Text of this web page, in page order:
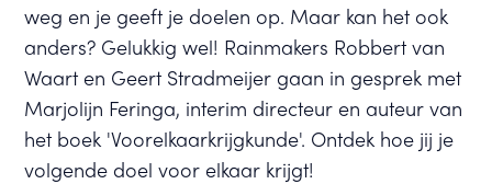
weg en je geeft je doelen op. Maar kan het ook
anders? Gelukkig wel! Rainmakers Robbert van
Waart en Geert Stradmeijer gaan in gesprek met
Marjolijn Feringa, interim directeur en auteur van
het boek 'Voorelkaarkrijgkunde'. Ontdek hoe jij je
volgende doel voor elkaar krijgt!